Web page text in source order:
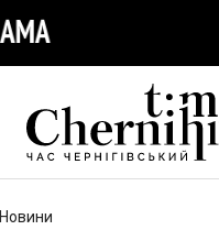
Новини